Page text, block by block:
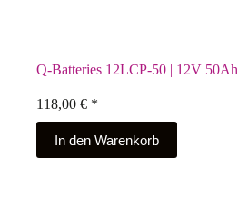
Q-Batteries 12LCP-50 | 12V 50Ah
118,00 € *
In den Warenkorb